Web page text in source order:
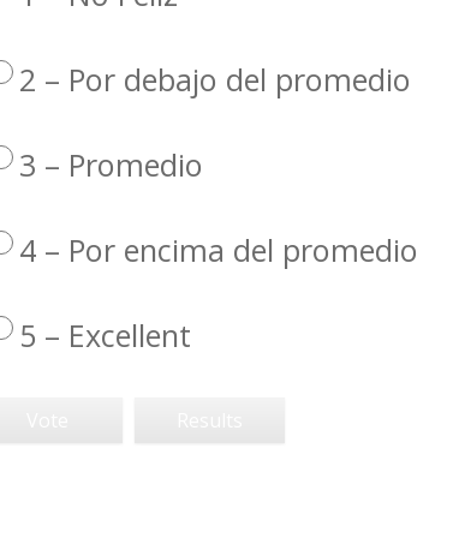
2 – Por debajo del promedio
3 – Promedio
4 – Por encima del promedio
5 – Excellent